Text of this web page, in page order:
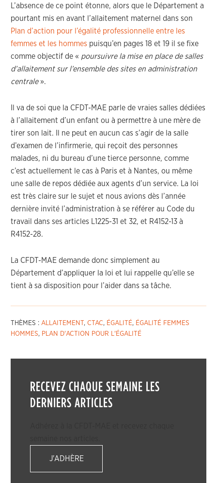
L’absence de ce point étonne, alors que le Département a
pourtant mis en avant l’allaitement maternel dans son
Plan d’action pour l’égalité professionnelle entre les
femmes et les hommes puisqu’en pages 18 et 19 il se fixe
comme objectif de « poursuivre la mise en place de salles
d’allaitement sur l’ensemble des sites en administration
centrale».
Il va de soi que la CFDT-MAE parle de vraies salles dédiées
à l’allaitement d’un enfant ou à permettre à une mère de
tirer son lait. Il ne peut en aucun cas s’agir de la salle
d’examen de l’infirmerie, qui reçoit des personnes
malades, ni du bureau d’une tierce personne, comme
c’est actuellement le cas à Paris et à Nantes, ou même
une salle de repos dédiée aux agents d’un service. La loi
est très claire sur le sujet et nous avions dès l’année
dernière invité l’administration à se référer au Code du
travail dans ses articles L1225-31 et 32, et R4152-13 à
R4152-28.
La CFDT-MAE demande donc simplement au
Département d’appliquer la loi et lui rappelle qu’elle se
tient à sa disposition pour l’aider dans sa tâche.
THÈMES :ALLAITEMENT ,CTAC, ÉGALITÉ, ÉGALITÉ FEMMES
HOMMES, PLAN D'ACTION POUR L'ÉGALITÉ
RECEVEZ CHAQUE SEMAINE LES
DERNIERS ARTICLES
J'ADHÈRE